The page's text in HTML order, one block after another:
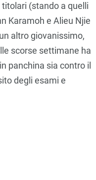
(stando a quelli
Karamoh e Alieu Njie
altro giovanissimo,
scorse settimane ha
panchina sia contro il
degli esami e